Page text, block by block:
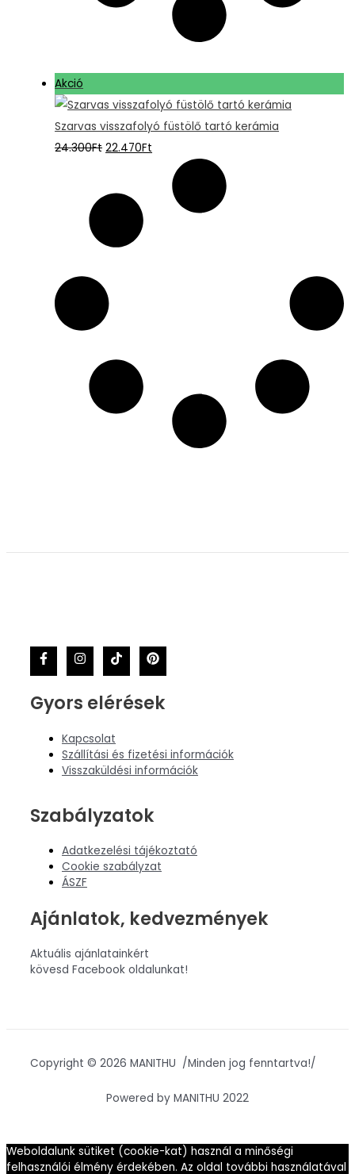
Akció
Szarvas visszafolyó füstölő tartó kerámia
24.300Ft 22.470Ft
Gyors elérések
Kapcsolat
Szállítási és fizetési információk
Visszaküldési információk
Szabályzatok
Adatkezelési tájékoztató
Cookie szabályzat
ÁSZF
Ajánlatok, kedvezmények
Aktuális ajánlatainkért
kövesd Facebook oldalunkat!
Copyright © 2026 MANITHU /Minden jog fenntartva!/
Powered by MANITHU 2022
Weboldalunk sütiket (cookie-kat) használ a minőségi
felhasználói élmény érdekében. Az oldal további használatával